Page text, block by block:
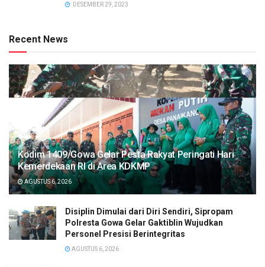
DESEMBER 29, 2023
Recent News
Kodim 1409/Gowa Gelar Pesta Rakyat Peringati Hari
Kemerdekaan RI di Area KDKMP
AGUSTUS 6, 2026
Disiplin Dimulai dari Diri Sendiri, Sipropam
Polresta Gowa Gelar Gaktiblin Wujudkan
Personel Presisi Berintegritas
AGUSTUS 6, 2026